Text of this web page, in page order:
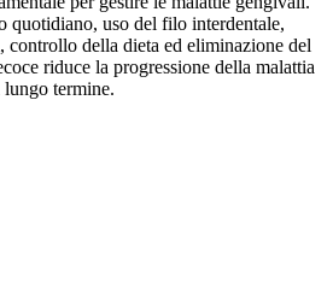
quotidiano, uso del filo interdentale,
della dieta ed eliminazione del
riduce la progressione della malattia
termine.